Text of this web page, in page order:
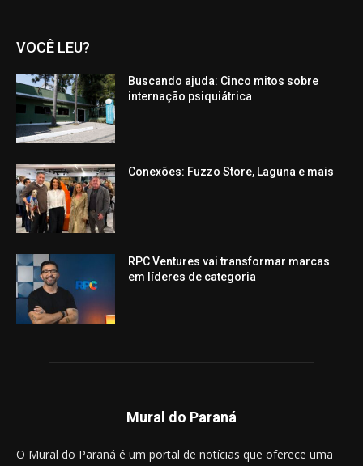
VOCÊ LEU?
Buscando ajuda: Cinco mitos sobre
internação psiquiátrica
Conexões: Fuzzo Store, Laguna e mais
RPC Ventures vai transformar marcas
em líderes de categoria
Mural do Paraná
O Mural do Paraná é um portal de notícias que oferece uma